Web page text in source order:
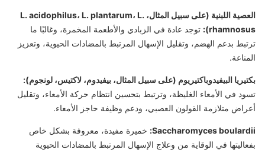
العصية اللبنية (على سبيل المثال، L. acidophilus، L. plantarum، L.
rhamnosus):
توجد عادة في الزبادي والأطعمة المخمرة، وغالبًا ما
ترتبط بدعم الهضم، وتقليل الإسهال المرتبط بالمضادات الحيوية، وتعزيز
المناعة.
بكتيريا البيفيدوباكتيريوم (على سبيل المثال، بيفيدوم، لاكتيس، لونجوم):
تسود في الأمعاء الغليظة، وترتبط بتحسين انتظام حركة الأمعاء، وتقليل
أعراض متلازمة القولون العصبي، ودعم وظيفة حاجز الأمعاء.
Saccharomyces boulardii: خميرة مفيدة، معروفة بشكل خاص
بفعاليتها في الوقاية من وعلاج الإسهال المرتبط بالمضادات الحيوية